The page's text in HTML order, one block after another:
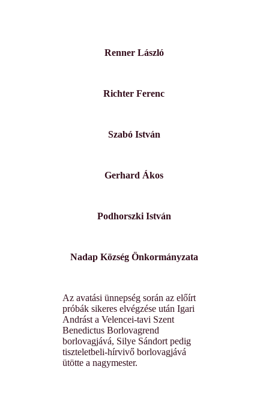
Renner László
Richter Ferenc
Szabó István
Gerhard Ákos
Podhorszki István
Nadap Község Önkormányzata
Az avatási ünnepség során az előírt
próbák sikeres elvégzése után Igari
Andrást a Velencei-tavi Szent
Benedictus Borlovagrend
borlovagjává, Silye Sándort pedig
tiszteletbeli-hírvivő borlovagjává
ütötte a nagymester.